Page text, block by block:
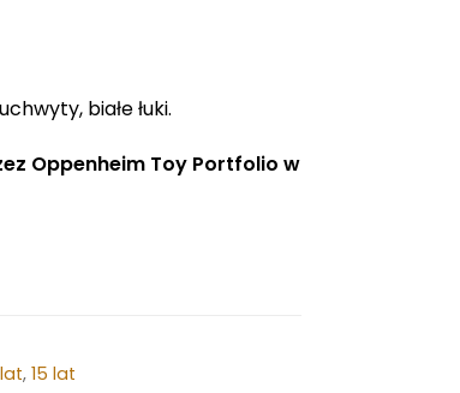
białe łuki.
Oppenheim Toy Portfolio w
,15 lat